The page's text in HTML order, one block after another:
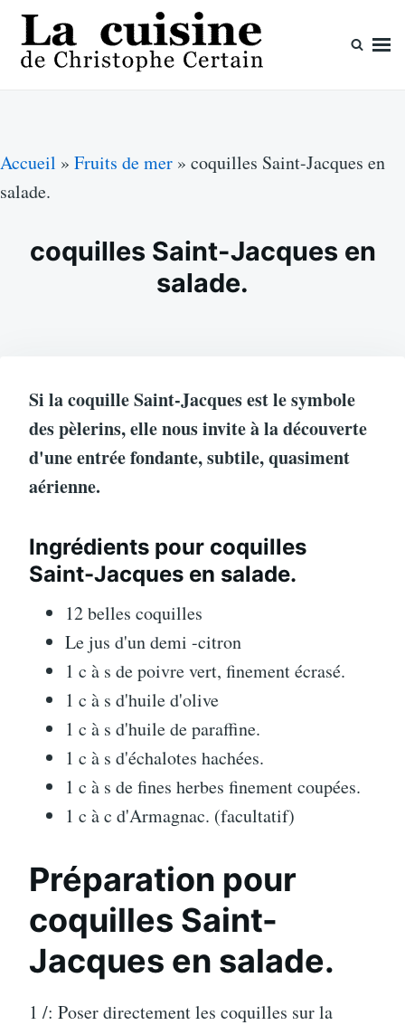
Skip
content
Search
for:
Accueil » Fruits de mer » coquilles Saint-Jacques en
salade.
coquilles Saint-Jacques en
salade.
Si la coquille Saint-Jacques est le symbole
des pèlerins, elle nous invite à la découverte
d'une entrée fondante, subtile, quasiment
aérienne.
Ingrédients pour coquilles
Saint-Jacques en salade.
12 belles coquilles
Le jus d'un demi -citron
1 c à s de poivre vert, finement écrasé.
1 c à s d'huile d'olive
1 c à s d'huile de paraffine.
1 c à s d'échalotes hachées.
1 c à s de fines herbes finement coupées.
1 c à c d'Armagnac. (facultatif)
Préparation pour
coquilles Saint-
Jacques en salade.
1 /: Poser directement les coquilles sur la